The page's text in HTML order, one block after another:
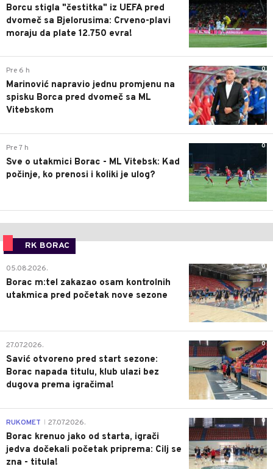
Borcu stigla "čestitka" iz UEFA pred
dvomeč sa Bjelorusima: Crveno-plavi
moraju da plate 12.750 evra!
0
Pre 6 h
Marinović napravio jednu promjenu na
spisku Borca pred dvomeč sa ML
Vitebskom
0
Pre 7 h
Sve o utakmici Borac - ML Vitebsk: Kad
počinje, ko prenosi i koliki je ulog?
RK BORAC
0
05.08.2026.
Borac m:tel zakazao osam kontrolnih
utakmica pred početak nove sezone
0
27.07.2026.
Savić otvoreno pred start sezone:
Borac napada titulu, klub ulazi bez
dugova prema igračima!
0
RUKOMET 27.07.2026.
Borac krenuo jako od starta, igrači
jedva dočekali početak priprema: Cilj se
zna - titula!